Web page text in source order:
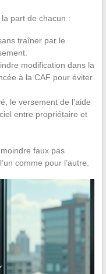
part de chacun :
traîner par le
modification dans la
à la CAF pour éviter
le versement de l’aide
entre propriétaire et
faux pas
comme pour l’autre.